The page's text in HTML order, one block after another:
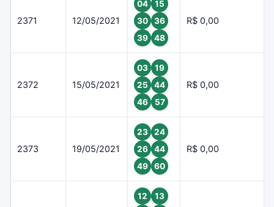
2371 12/05/2021
04
15
30
36
39
48
R$ 0,00
2372 15/05/2021
03
19
25
44
46
57
R$ 0,00
2373 19/05/2021
23
24
26
44
49
60
R$ 0,00
12
13